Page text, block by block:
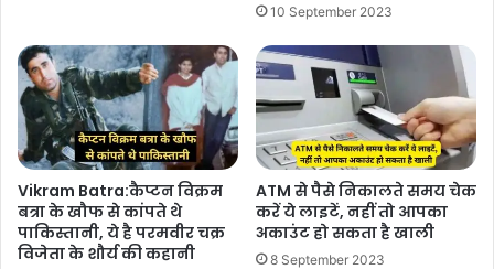
10 September 2023
Vikram Batra:कैप्टन विक्रम
बत्रा के खौफ से कांपते थे
पाकिस्तानी, ये है परमवीर चक्र
विजेता के शौर्य की कहानी
ATM से पैसे निकालते समय चेक
करें ये लाइटें, नहीं तो आपका
अकाउंट हो सकता है खाली
8 September 2023